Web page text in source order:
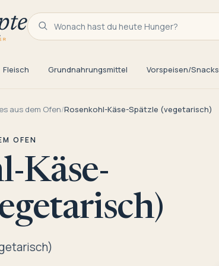
Wonach hast du heute Hunger?
Fleisch Grundnahrungsmittel Vorspeisen/Snacks
aus dem Ofen/Rosenkohl-Käse-Spätzle (vegetarisch)
OFEN
Käse-